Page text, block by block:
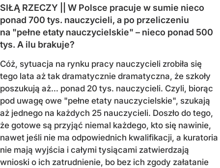
SIŁĄ RZECZY || W Polsce pracuje w sumie nieco
ponad 700 tys. nauczycieli, a po przeliczeniu
na "pełne etaty nauczycielskie" – nieco ponad 500
tys. A ilu brakuje?
Cóż, sytuacja na rynku pracy nauczycieli zrobiła się
tego lata aż tak dramatycznie dramatyczna, że szkoły
poszukują aż… ponad 20 tys. nauczycieli. Czyli, biorąc
pod uwagę owe "pełne etaty nauczycielskie", szukają
aż jednego na każdych 25 nauczycieli. Doszło do tego,
że gotowe są przyjąć niemal każdego, kto się nawinie,
nawet jeśli nie ma odpowiednich kwalifikacji, a kuratoria
nie mają wyjścia i całymi tysiącami zatwierdzają
wnioski o ich zatrudnienie, bo bez ich zgody załatanie